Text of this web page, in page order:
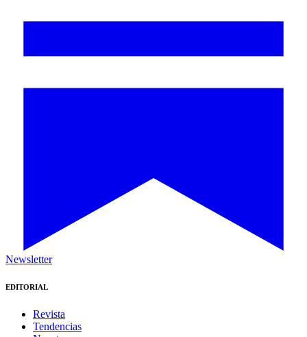
Newsletter
EDITORIAL
Revista
Tendencias